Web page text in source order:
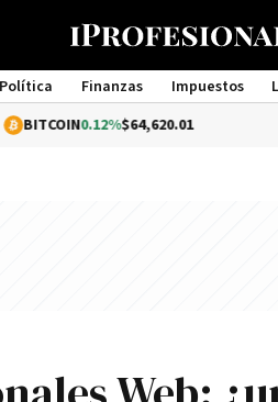
Política Finanzas Impuestos
Management
0.12%$64,620.01